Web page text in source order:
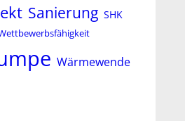
Sanierung SHK
Wärmewende